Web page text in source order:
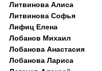
Литвинова Алиса
Литвинова Софья
Лифиц Елена
Лобанов Михаил
Лобанова Анастасия
Лобанова Лариса